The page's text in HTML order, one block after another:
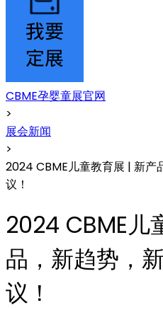
CBME孕婴童展官网
>
展会新闻
>
2024 CBME儿童教育展 | 新产
议！
2024 CBME儿
品，新趋势，
议！